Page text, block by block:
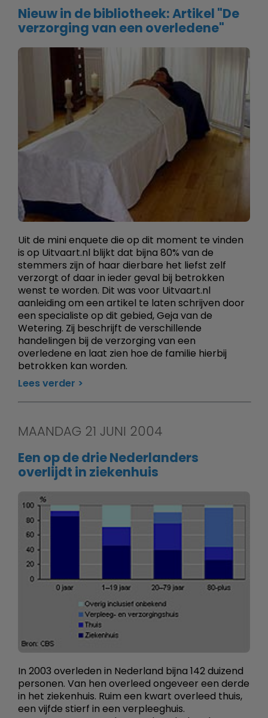
Nieuw in de bibliotheek: Artikel "De
verzorging van een overledene"
Uit de mini enquete die op dit moment te vinden
is op Uitvaart.nl blijkt dat bijna 80% van de
stemmers zijn of haar dierbare het liefst zelf
verzorgt of daar in ieder geval bij betrokken
wenst te worden. Dit was voor Uitvaart.nl
aanleiding om een artikel te laten schrijven door
een specialiste op dit gebied, Geja van de
Wetering. Zij beschrijft de verschillende
handelingen bij de verzorging van een
overledene en laat zien hoe de familie hierbij
betrokken kan worden.
Lees verder
MAANDAG 21 JUNI 2004
Een op de drie Nederlanders
overlijdt in ziekenhuis
In 2003 overleden in Nederland bijna 142 duizend
personen. Van hen overleed ongeveer een derde
in het ziekenhuis. Ruim een kwart overleed thuis,
een vijfde stierf in een verpleeghuis.